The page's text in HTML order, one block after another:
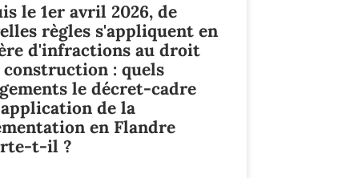
le 1er avril 2026, de
règles s'appliquent en
d'infractions au droit
construction : quels
le décret-cadre
de la
en Flandre
t-il ?